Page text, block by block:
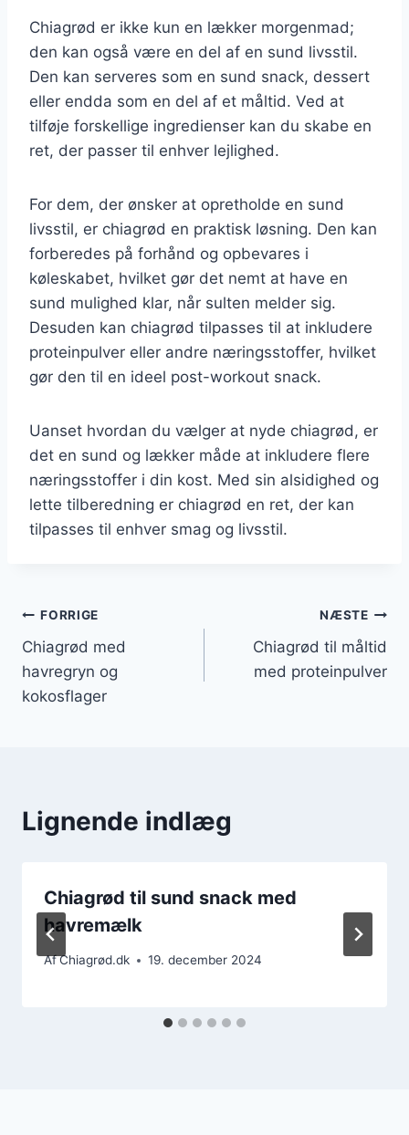
Chiagrød er ikke kun en lækker morgenmad;
den kan også være en del af en sund livsstil.
Den kan serveres som en sund snack, dessert
eller endda som en del af et måltid. Ved at
tilføje forskellige ingredienser kan du skabe en
ret, der passer til enhver lejlighed.
For dem, der ønsker at opretholde en sund
livsstil, er chiagrød en praktisk løsning. Den kan
forberedes på forhånd og opbevares i
køleskabet, hvilket gør det nemt at have en
sund mulighed klar, når sulten melder sig.
Desuden kan chiagrød tilpasses til at inkludere
proteinpulver eller andre næringsstoffer, hvilket
gør den til en ideel post-workout snack.
Uanset hvordan du vælger at nyde chiagrød, er
det en sund og lækker måde at inkludere flere
næringsstoffer i din kost. Med sin alsidighed og
lette tilberedning er chiagrød en ret, der kan
tilpasses til enhver smag og livsstil.
Indlægsnavigation
FORRIGE
Chiagrød med
havregryn og
kokosflager
NÆSTE
Chiagrød til måltid
med proteinpulver
Lignende indlæg
Chiagrød til sund snack med
havremælk
AfChiagrød.dk 19. december 2024